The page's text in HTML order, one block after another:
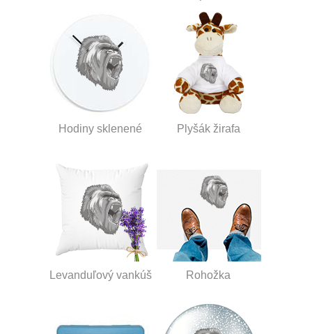
Hodiny sklenené Plyšák žirafa
Levanduľový vankúš Rohožka